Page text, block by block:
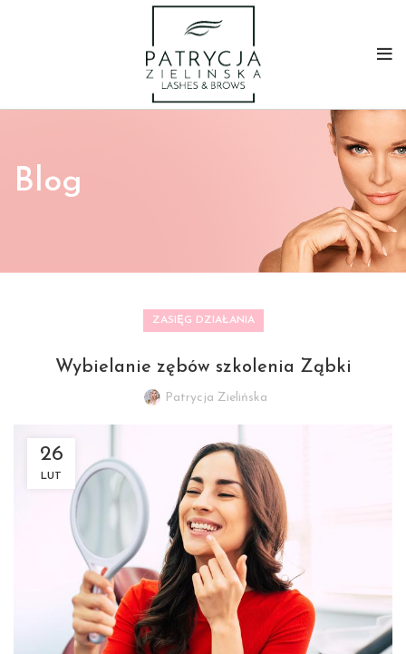
Blog
ZASIĘG DZIAŁANIA
Wybielanie zębów szkolenia Ząbki
Patrycja Zielińska
26
LUT